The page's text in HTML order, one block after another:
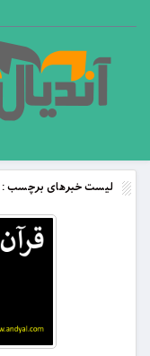
لیست خبرهای برچسب :